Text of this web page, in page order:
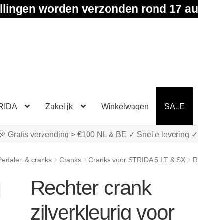
worden verzonden rond 17
Zakelijk Winkelwagen SALE
Gratis verzending > €100 NL & BE ✓ Snelle levering
& cranks Cranks Cranks voor STRIDA 5 LT & SX
Rechter crank
zilverkleurig voor